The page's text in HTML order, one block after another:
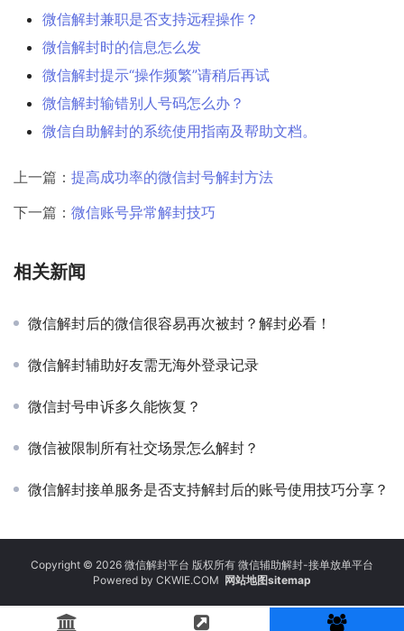
微信解封兼职是否支持远程操作？
微信解封时的信息怎么发
微信解封提示“操作频繁”请稍后再试
微信解封输错别人号码怎么办？
微信自助解封的系统使用指南及帮助文档。
上一篇： 提高成功率的微信封号解封方法
下一篇： 微信账号异常解封技巧
相关新闻
微信解封后的微信很容易再次被封？解封必看！
微信解封辅助好友需无海外登录记录
微信封号申诉多久能恢复？
微信被限制所有社交场景怎么解封？
微信解封接单服务是否支持解封后的账号使用技巧分享？
Copyright © 2026 微信解封平台 版权所有 微信辅助解封-接单放单平台
Powered by CKWIE.COM 网站地图sitemap